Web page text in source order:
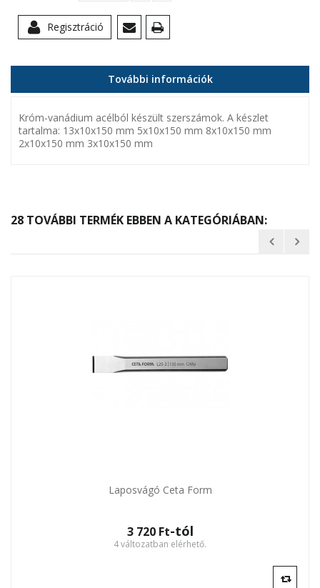
Regisztráció
További információk
Króm-vanádium acélból készült szerszámok. A készlet
tartalma: 13x10x150 mm 5x10x150 mm 8x10x150 mm
2x10x150 mm 3x10x150 mm
28 TOVÁBBI TERMÉK EBBEN A KATEGÓRIÁBAN:
Laposvágó Ceta Form
3 720 Ft‎-tól
4 változatban elérhető.